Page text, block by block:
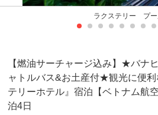
ラクステリー プー
【燃油サーチャージ込み】★バナ
ャトルバス&お土産付★観光に便
テリーホテル』宿泊【ベトナム航
泊4日